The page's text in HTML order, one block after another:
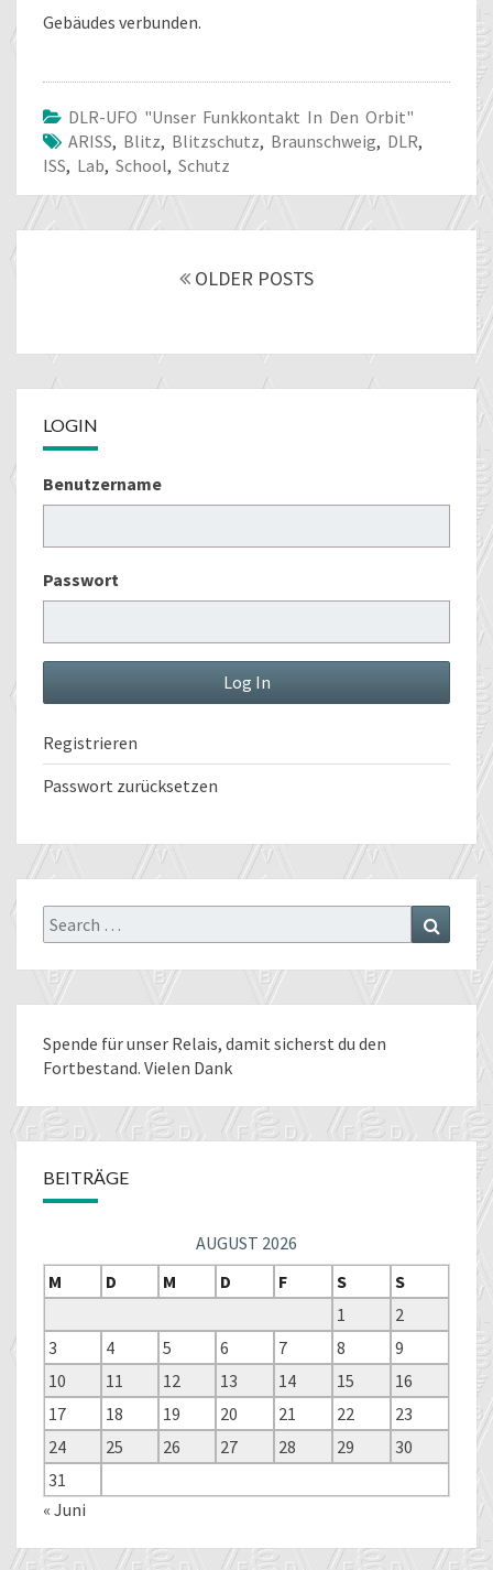
Gebäudes verbunden.
DLR-UFO "unser Funkkontakt In Den Orbit"
ARISS, Blitz, Blitzschutz, Braunschweig, DLR,
ISS, Lab, School, Schutz
OLDER POSTS
LOGIN
Benutzername
Passwort
Registrieren
Passwort zurücksetzen
Search
for:
Search
Spende für unser Relais, damit sicherst du den
Fortbestand. Vielen Dank
BEITRÄGE
AUGUST 2026
M
D M D F S
S
1
2
3
4 5 6 7 8
9
10
11 12 13 14 15
16
17
18 19 20 21 22
23
24
25 26 27 28 29
30
31
« Juni